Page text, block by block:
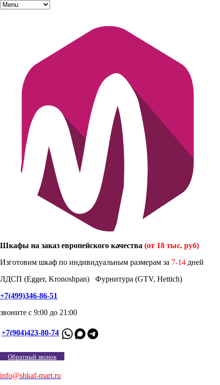
Шкафы на заказ европейского качества (от 18 тыс. руб)
Изготовим шкаф по индивидуальным размерам за 7-14 дней
ЛДСП (Egger, Kronoshpan) Фурнитура (GTV, Hettich)
+7(499)346-86-51
звоните с 9:00 до 21:00
+7(904)423-80-74
Обратный звонок
info@shkaf-mart.ru